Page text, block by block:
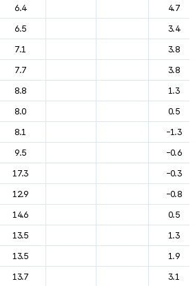
6.4
4.7
6.5
3.4
7.1
3.8
7.7
3.8
8.8
1.3
8.0
0.5
8.1
-1.3
9.5
-0.6
17.3
-0.3
12.9
-0.8
14.6
0.5
13.5
1.3
13.5
1.9
13.7
3.1